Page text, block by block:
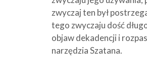
zwyczaj ten był
tego zwyczaju dość
objaw dekadencji i
narzędzia Szatana.